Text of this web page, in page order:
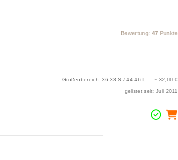
Bewertung: 47 Punkte
Größenbereich: 36-38 S / 44-46 L ~ 32,00 €
gelistet seit: Juli 2011